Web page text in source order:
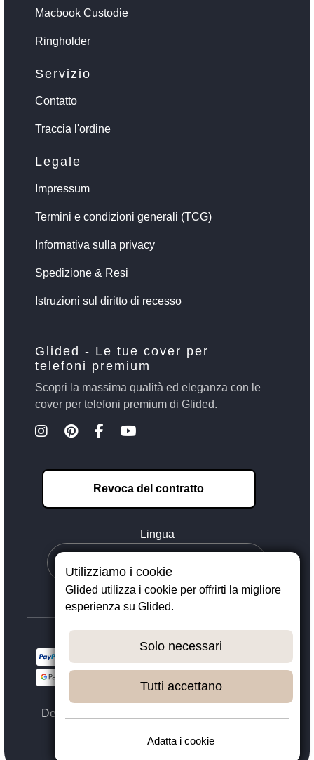
Macbook Custodie
Ringholder
Servizio
Contatto
Traccia l'ordine
Legale
Impressum
Termini e condizioni generali (TCG)
Informativa sulla privacy
Spedizione & Resi
Istruzioni sul diritto di recesso
Glided - Le tue cover per
telefoni premium
Scopri la massima qualità ed eleganza con le
cover per telefoni premium di Glided.
Revoca del contratto
Lingua
Designed with ❤️ in Dortmund - © 2023 - 2026,
Utilizziamo i cookie
Glided utilizza i cookie per offrirti la migliore
esperienza su Glided.
Solo necessari
Tutti accettano
Adatta i cookie